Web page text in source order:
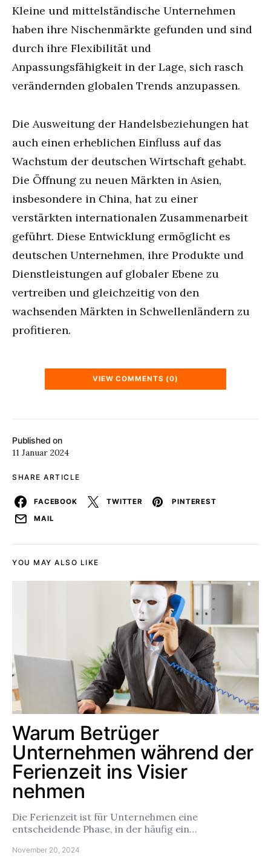
Published on
11 Januar 2024
SHARE ARTICLE
FACEBOOK TWITTER
PINTEREST
MAIL
Kleine und mittelständische Unternehmen
haben ihre Nischenmärkte gefunden und sind
durch ihre Flexibilität und
Anpassungsfähigkeit in der Lage, sich rasch
verändernden globalen Trends anzupassen.
Die Ausweitung der Handelsbeziehungen hat
auch einen erheblichen Einfluss auf das
Wachstum der deutschen Wirtschaft gehabt.
Die Öffnung zu neuen Märkten in Asien,
insbesondere in China, hat zu einer
verstärkten internationalen Zusammenarbeit
geführt. Diese Entwicklung ermöglicht es
deutschen Unternehmen, ihre Produkte und
Dienstleistungen auf globaler Ebene zu
vertreiben und gleichzeitig von den
wachsenden Märkten in Schwellenländern zu
profitieren.
VIEW COMMENTS (0)
YOU MAY ALSO LIKE
Warum Betrüger
Unternehmen während der
Ferienzeit ins Visier
nehmen
Die Ferienzeit ist für Unternehmen eine
entscheidende Phase, in der häufig ein…
November 20, 2024